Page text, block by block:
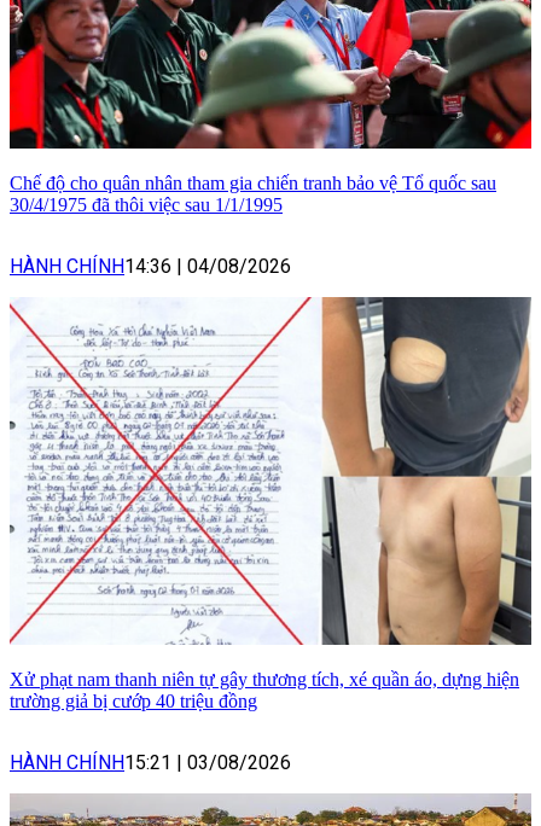
Chế độ cho quân nhân tham gia chiến tranh bảo vệ Tổ quốc sau
30/4/1975 đã thôi việc sau 1/1/1995
HÀNH CHÍNH14:36 04/08/2026
Xử phạt nam thanh niên tự gây thương tích, xé quần áo, dựng hiện
trường giả bị cướp 40 triệu đồng
HÀNH CHÍNH15:21 03/08/2026